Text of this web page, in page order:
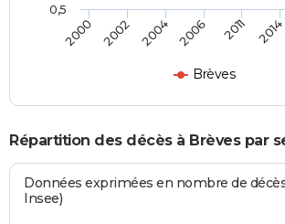
Brèves
2000 2002 2004 2006 2011 2014
0,5
Répartition des décès à Brèves par
Données exprimées en nombre de
Insee)